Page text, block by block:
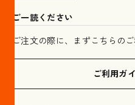
ご一読ください
ご注文の際に、まずこちらの
ご利用ガ